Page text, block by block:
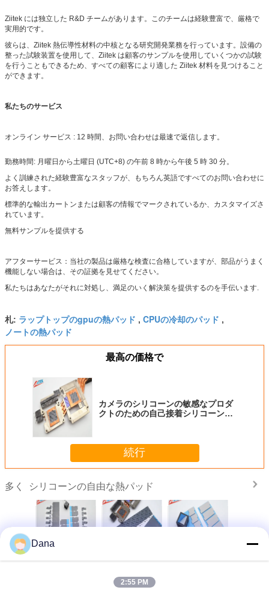
Ziitek には独立した R&D チームがあります。このチームは経験豊富で、厳格で
実用的です。
彼らは、Ziitek 熱伝導性材料の中核となる研究開発業務を行っています。設備の
整った試験装置を使用して、Ziitek は顧客のサンプルを使用していくつかの試験
を行うこともできるため、すべての顧客により適した Ziitek 材料を見つけること
ができます。
私たちのサービス
オンライン サービス : 12 時間、お問い合わせは最速で返信します。
勤務時間: 月曜日から土曜日 (UTC+8) の午前 8 時から午後 5 時 30 分。
よく訓練された経験豊富なスタッフが、もちろん英語ですべてのお問い合わせに
お答えします。
標準的な輸出カートンまたは顧客の情報でマークされているか、カスタマイズさ
れています。
無料サンプルを提供する
アフターサービス：当社の製品は厳格な検査に合格していますが、部品がうまく
機能しない場合は、その証拠を見せてください。
私たちはあなたがそれに対処し、満足のいく解決策を提供するのを手伝います.
札: ラップトップのgpuの熱パッド , CPUの冷却のパッド ,
ノートの熱パッド
最高の価格で
カメラのシリコーンの敏感なプロダ
クトのための自己接着シリコーンの
続行
多く シリコーンの自由な熱パッド
シリコ
療機器
パッド 軟くて圧縮
コンプレッシブ
リー・ヒート・パ
ッド ディスプレイ
リコンフリー 熱パ
よび新エ
Dana
2:55 PM